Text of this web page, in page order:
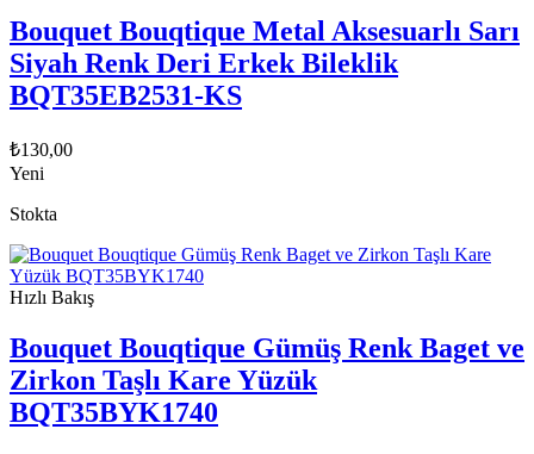
Bouquet Bouqtique Metal Aksesuarlı Sarı
Siyah Renk Deri Erkek Bileklik
BQT35EB2531-KS
₺130,00
Yeni
Stokta
Hızlı Bakış
Bouquet Bouqtique Gümüş Renk Baget ve
Zirkon Taşlı Kare Yüzük
BQT35BYK1740